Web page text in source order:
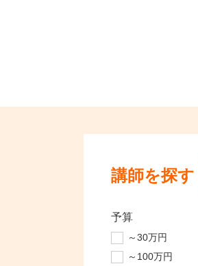
講師を探す
予算
～30万円
～100万円